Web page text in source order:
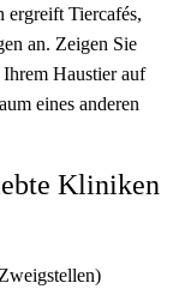
ergreift Tiercafés,
an. Zeigen Sie
Haustier auf
eines anderen
Kliniken